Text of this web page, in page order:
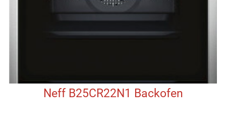
Neff B25CR22N1 Backofen